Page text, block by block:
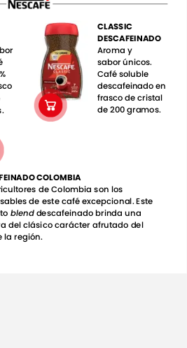
CLASSIC
DESCAFEINADO
Aroma y
sabor únicos.
Cafésoluble
descafeinadoen
frasco decristal
de200gramos.
COLOMBIA
deColombia son los
de estecaféexcepcional.Este
blend descafeinadobrinda una
delclásicocarácter afrutado del
la región.